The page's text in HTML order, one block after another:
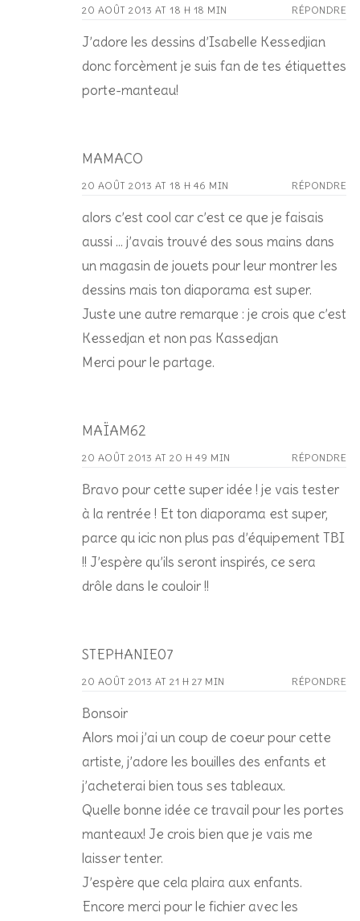
20 AOÛT 2013 AT 18 H 18 MIN RÉPONDRE
J’adore les dessins d’Isabelle Kessedjian
donc forcèment je suis fan de tes étiquettes
porte-manteau!
MAMACO
20 AOÛT 2013 AT 18 H 46 MIN RÉPONDRE
alors c’est cool car c’est ce que je faisais
aussi … j’avais trouvé des sous mains dans
un magasin de jouets pour leur montrer les
dessins mais ton diaporama est super.
Juste une autre remarque : je crois que c’est
Kessedjan et non pas Kassedjan
Merci pour le partage.
MAÏAM62
20 AOÛT 2013 AT 20 H 49 MIN RÉPONDRE
Bravo pour cette super idée ! je vais tester
à la rentrée ! Et ton diaporama est super,
parce qu icic non plus pas d’équipement TBI
!! J’espère qu’ils seront inspirés, ce sera
drôle dans le couloir !!
STEPHANIE07
20 AOÛT 2013 AT 21 H 27 MIN RÉPONDRE
Bonsoir
Alors moi j’ai un coup de coeur pour cette
artiste, j’adore les bouilles des enfants et
j’acheterai bien tous ses tableaux.
Quelle bonne idée ce travail pour les portes
manteaux! Je crois bien que je vais me
laisser tenter.
J’espère que cela plaira aux enfants.
Encore merci pour le fichier avec les